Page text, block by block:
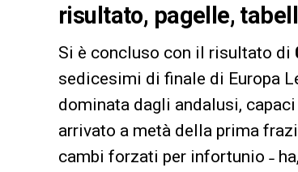
risultato, pagelle,
Si è concluso con il risultato di
sedicesimi di finale di Europa
dominata dagli andalusi,
arrivato a metà della prima
cambi forzati per infortunio ˗